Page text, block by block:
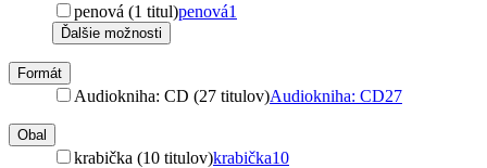
penová (1 titul)penová1
Ďalšie možnosti
Formát
Audiokniha: CD (27 titulov)Audiokniha: CD27
Obal
krabička (10 titulov)krabička10